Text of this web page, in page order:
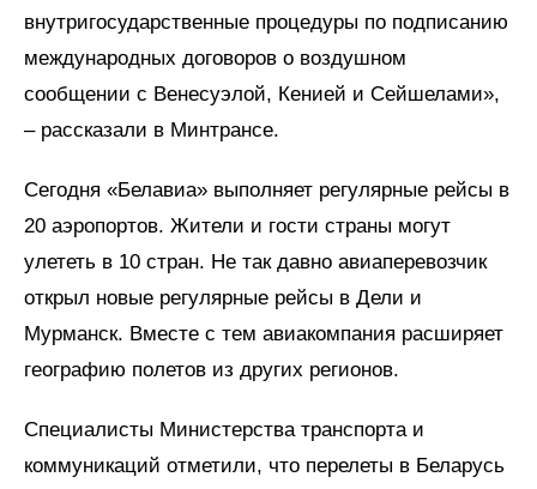
внутригосударственные процедуры по подписанию
международных договоров о воздушном
сообщении с Венесуэлой, Кенией и Сейшелами»,
– рассказали в Минтрансе.
Сегодня «Белавиа» выполняет регулярные рейсы в
20 аэропортов. Жители и гости страны могут
улететь в 10 стран. Не так давно авиаперевозчик
открыл новые регулярные рейсы в Дели и
Мурманск. Вместе с тем авиакомпания расширяет
географию полетов из других регионов.
Специалисты Министерства транспорта и
коммуникаций отметили, что перелеты в Беларусь